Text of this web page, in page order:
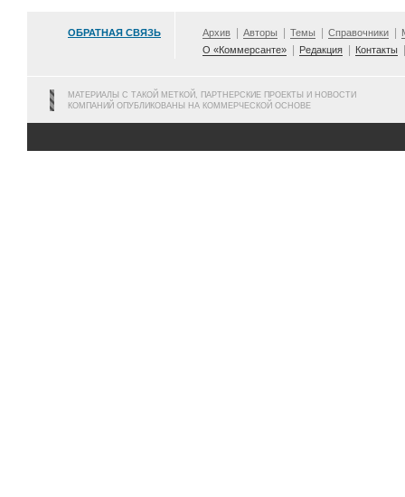
ОБРАТНАЯ СВЯЗЬ Архив Авторы Темы Справочники
О «Коммерсанте»
Редакция Контакты
МАТЕРИАЛЫ С ТАКОЙ МЕТКОЙ, ПАРТНЕРСКИЕ ПРОЕКТЫ И НОВОСТИ
КОМПАНИЙ ОПУБЛИКОВАНЫ НА КОММЕРЧЕСКОЙ ОСНОВЕ